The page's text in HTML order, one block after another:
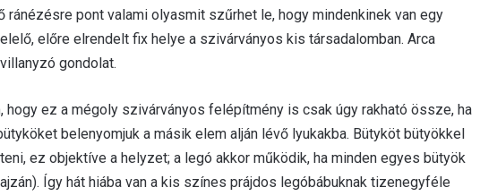
ránézésre pont valami olyasmit szűrhet le, hogy mindenkinek van egy
előre elrendelt fix helye a szivárványos kis társadalomban. Arca
gondolat.
hogy ez a mégoly szivárványos felépítmény is csak úgy rakható össze, ha
belenyomjuk a másik elem alján lévő lyukakba. Bütyköt bütyökkel
ez objektíve a helyzet; a legó akkor működik, ha minden egyes bütyök
Így hát hiába van a kis színes prájdos legóbábuknak tizenegyféle